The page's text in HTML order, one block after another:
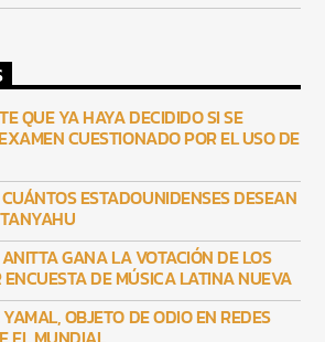
QUE YA HAYA DECIDIDO SI SE
CUESTIONADO POR EL USO DE
ESTADOUNIDENSES DESEAN
ANITTA GANA LA VOTACIÓN DE LOS
ENCUESTA DE MÚSICA LATINA NUEVA
OBJETO DE ODIO EN REDES